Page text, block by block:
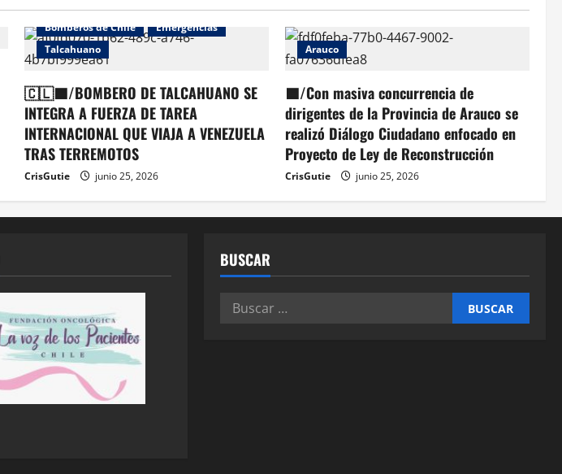
Bomberos de Chile
Emergencias
Talcahuano
🇨🇱🟦/BOMBERO DE TALCAHUANO SE
INTEGRA A FUERZA DE TAREA
INTERNACIONAL QUE VIAJA A VENEZUELA
TRAS TERREMOTOS
CrisGutie junio 25, 2026
Arauco
🟦/Con masiva concurrencia de
dirigentes de la Provincia de Arauco se
realizó Diálogo Ciudadano enfocado en
Proyecto de Ley de Reconstrucción
CrisGutie junio 25, 2026
BUSCAR